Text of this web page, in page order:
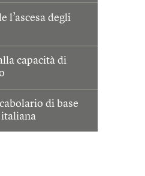
l’ascesa degli
capacità di
di base